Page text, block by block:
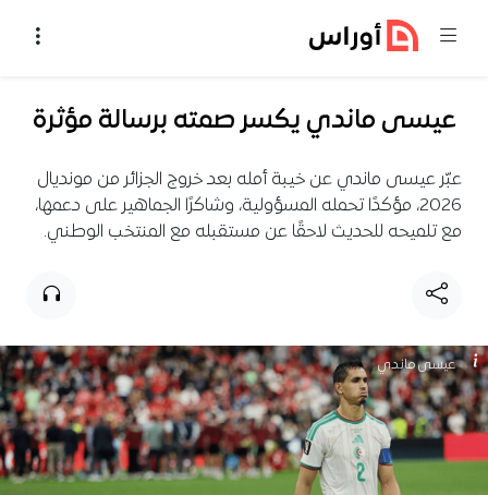
عيسى ماندي يكسر صمته برسالة مؤثرة
عبّر عيسى ماندي عن خيبة أمله بعد خروج الجزائر من مونديال
2026، مؤكدًا تحمله المسؤولية، وشاكرًا الجماهير على دعمها،
مع تلميحه للحديث لاحقًا عن مستقبله مع المنتخب الوطني.
عيسى ماندي